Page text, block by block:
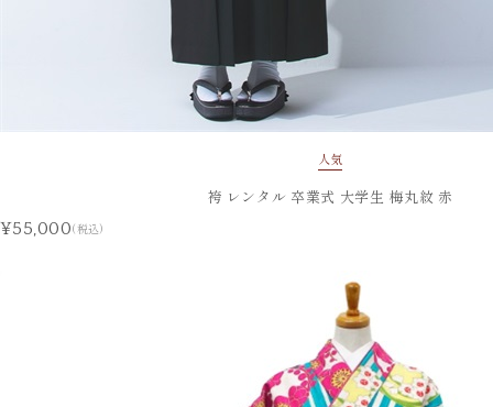
人気
袴 レンタル 卒業式 大学生 梅丸紋 赤
¥55,000(税込)